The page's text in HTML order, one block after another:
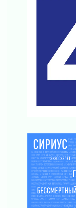
Без риска
Важная
04 августа 2026
Что делать
04 августа 2026
Награды
Ленобласть
Поддержка
03 августа 2026
Ладожский
часа
03 августа 2026
Музеи
03 августа 2026